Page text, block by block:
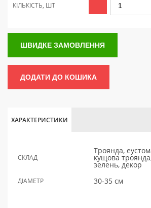
КІЛЬКІСТЬ, ШТ
ШВИДКЕ ЗАМОВЛЕННЯ
ДОДАТИ ДО КОШИКА
ХАРАКТЕРИСТИКИ
СКЛАД
Троянда,
кущова
зелень, декор
ДІАМЕТР 30-35 см